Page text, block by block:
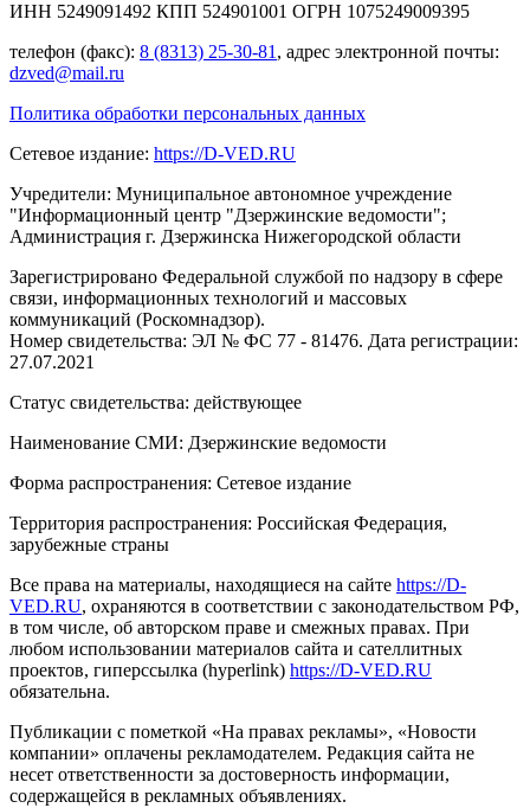
ИНН 5249091492 КПП 524901001 ОГРН 1075249009395
телефон (факс): 8 (8313) 25-30-81 , адрес электронной почты:
dzved@mail.ru
Политика обработки персональных данных
Сетевое издание: https://D-VED.RU
Учредители: Муниципальное автономное учреждение
"Информационный центр "Дзержинские ведомости";
Администрация г. Дзержинска Нижегородской области
Зарегистрировано Федеральной службой по надзору в сфере
связи, информационных технологий и массовых
коммуникаций (Роскомнадзор).
Номер свидетельства: ЭЛ № ФС 77 - 81476. Дата регистрации:
27.07.2021
Статус свидетельства: действующее
Наименование СМИ: Дзержинские ведомости
Форма распространения: Сетевое издание
Территория распространения: Российская Федерация,
зарубежные страны
Все права на материалы, находящиеся на сайте https://D-
VED.RU, охраняются в соответствии с законодательством РФ,
в том числе, об авторском праве и смежных правах. При
любом использовании материалов сайта и сателлитных
проектов, гиперссылка (hyperlink) https://D-VED.RU
обязательна.
Публикации с пометкой «На правах рекламы», «Новости
компании» оплачены рекламодателем. Редакция сайта не
несет ответственности за достоверность информации,
содержащейся в рекламных объявлениях.